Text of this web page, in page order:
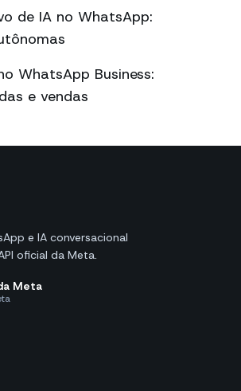
de IA no WhatsApp:
WhatsApp Business:
e vendas
e IA conversacional
oficial da Meta.
Meta